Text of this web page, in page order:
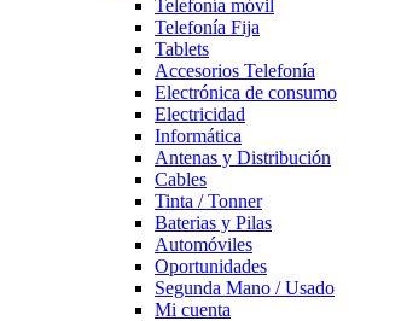
Telefonía móvil
Telefonía Fija
Tablets
Accesorios Telefonía
Electrónica de consumo
Electricidad
Informática
Antenas y Distribución
Cables
Tinta / Tonner
Baterias y Pilas
Automóviles
Oportunidades
Segunda Mano / Usado
Mi cuenta